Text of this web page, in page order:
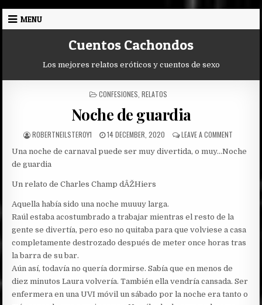
Skip
MENU
Cuentos Cachondos
Los mejores relatos eróticos y cuentos de sexo
POSTED
CONFESIONES RELATOS
Noche de guardia
AUTHOR:
ROBERTNEILSTEROY1
PUBLISHED
14 DECEMBER, 2020 LEAVE A COMMENT
DE
Una noche de carnaval puede ser muy divertida, o muy…Noche
de guardia
Un relato de Charles Champ dÂŽHiers
Aquella había sido una noche muuuy larga.
Raúl estaba acostumbrado a trabajar mientras el resto de la
gente se divertía, pero eso no quitaba para que volviese a casa
completamente destrozado después de meter once horas tras
la barra de su bar.
Aún así, todavía no quería dormirse. Sabía que en menos de
diez minutos Laura volvería. También ella vendría cansada. Ser
enfermera en una UVI móvil un sábado por la noche era tanto o